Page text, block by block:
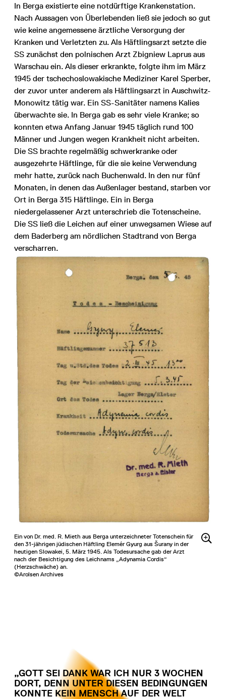
In Berga existierte eine notdürftige Krankenstation.
Nach Aussagen von Überlebenden ließ sie jedoch so gut
wie keine angemessene ärztliche Versorgung der
Kranken und Verletzten zu. Als Häftlingsarzt setzte die
SS zunächst den polnischen Arzt Zbigniew Laprus aus
Warschau ein. Als dieser erkrankte, folgte ihm im März
1945 der tschechoslowakische Mediziner Karel Sperber,
der zuvor unter anderem als Häftlingsarzt in Auschwitz-
Monowitz tätig war. Ein SS-Sanitäter namens Kalies
überwachte sie. In Berga gab es sehr viele Kranke; so
konnten etwa Anfang Januar 1945 täglich rund 100
Männer und Jungen wegen Krankheit nicht arbeiten.
Die SS brachte regelmäßig schwerkranke oder
ausgezehrte Häftlinge, für die sie keine Verwendung
mehr hatte, zurück nach Buchenwald. In den nur fünf
Monaten, in denen das Außenlager bestand, starben vor
Ort in Berga 315 Häftlinge. Ein in Berga
niedergelassener Arzt unterschrieb die Totenscheine.
Die SS ließ die Leichen auf einer unwegsamen Wiese auf
dem Baderberg am nördlichen Stadtrand von Berga
verscharren.
Ein von Dr. med. R. Mieth aus Berga unterzeichneter Totenschein für
den 31-jährigen jüdischen Häftling Elemér Gyurg aus Šurany in der
heutigen Slowakei, 5. März 1945. Als Todesursache gab der Arzt
nach der Besichtigung des Leichnams „Adynamia Cordis“
(Herzschwäche) an.
©Arolsen Archives
„GOTT SEI DANK WAR ICH NUR 3 WOCHEN
DORT, DENN UNTER DIESEN BEDINGUNGEN
KONNTE KEIN MENSCH AUF DER WELT